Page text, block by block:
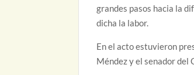
grandes pasos hacia la
dicha la labor.
En el acto estuvieron
Méndez y el senador del